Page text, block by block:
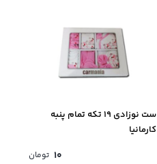
ست نوزادی 19 تکه تمام پنبه
کارمانیا
۱۰ تومان